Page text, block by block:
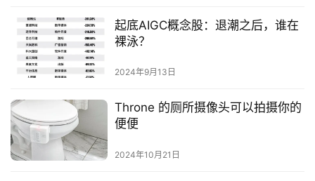
起底AIGC概念股：退潮之后，谁在
裸泳？
2024年9月13日
Throne 的厕所摄像头可以拍摄你的
便便
2024年10月21日